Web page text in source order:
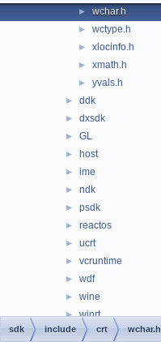
► wchar.h
► wctype.h
► xlocinfo.h
► xmath.h
► yvals.h
► ddk
► dxsdk
► GL
► host
► ime
► ndk
► psdk
► reactos
► ucrt
► vcruntime
► wdf
► wine
► winrt
► xdk
sdk include crt wchar.h